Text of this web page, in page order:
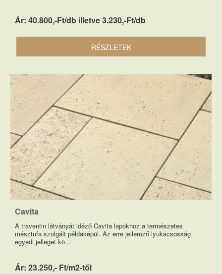
Ár: 40.800,-Ft/db illetve 3.230,-Ft/db
RÉSZLETEK
Cavita
A traventin látványát idéző Cavita lapokhoz a természetes
mésztufa szolgált példaképül. Az erre jellemző lyukacsosság
egyedi jelleget kö...
Ár: 23.250,- Ft/m2-től